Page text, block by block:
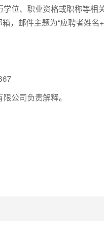
位、职业资格或职称等相
，邮件主题为“应聘者姓名+
公司负责解释。